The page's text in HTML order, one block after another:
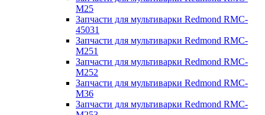
M25
Запчасти для мультиварки Redmond RMC-
45031
Запчасти для мультиварки Redmond RMC-
M251
Запчасти для мультиварки Redmond RMC-
M252
Запчасти для мультиварки Redmond RMC-
M36
Запчасти для мультиварки Redmond RMC-